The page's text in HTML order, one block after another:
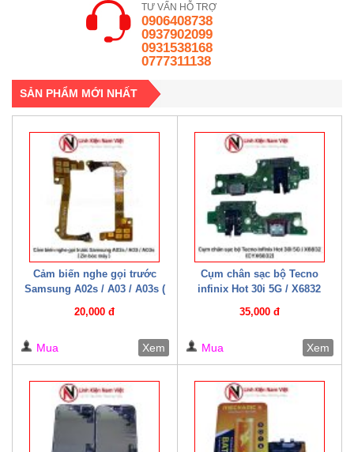
TƯ VẤN HỖ TRỢ
0906408738
0937902099
0931538168
0777311138
SẢN PHẨM MỚI NHẤT
Cảm biến nghe gọi trước
Samsung A02s / A03 / A03s (
20,000 đ
Mua Xem
Cụm chân sạc bộ Tecno
infinix Hot 30i 5G / X6832
35,000 đ
Mua Xem